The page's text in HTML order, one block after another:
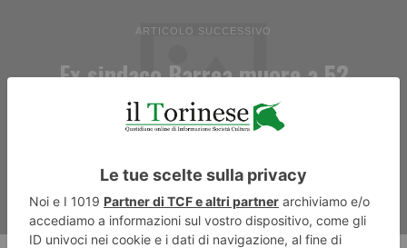
ARTICOLO SUCCESSIVO
Ex sindaco Barrea muore a 52
anni